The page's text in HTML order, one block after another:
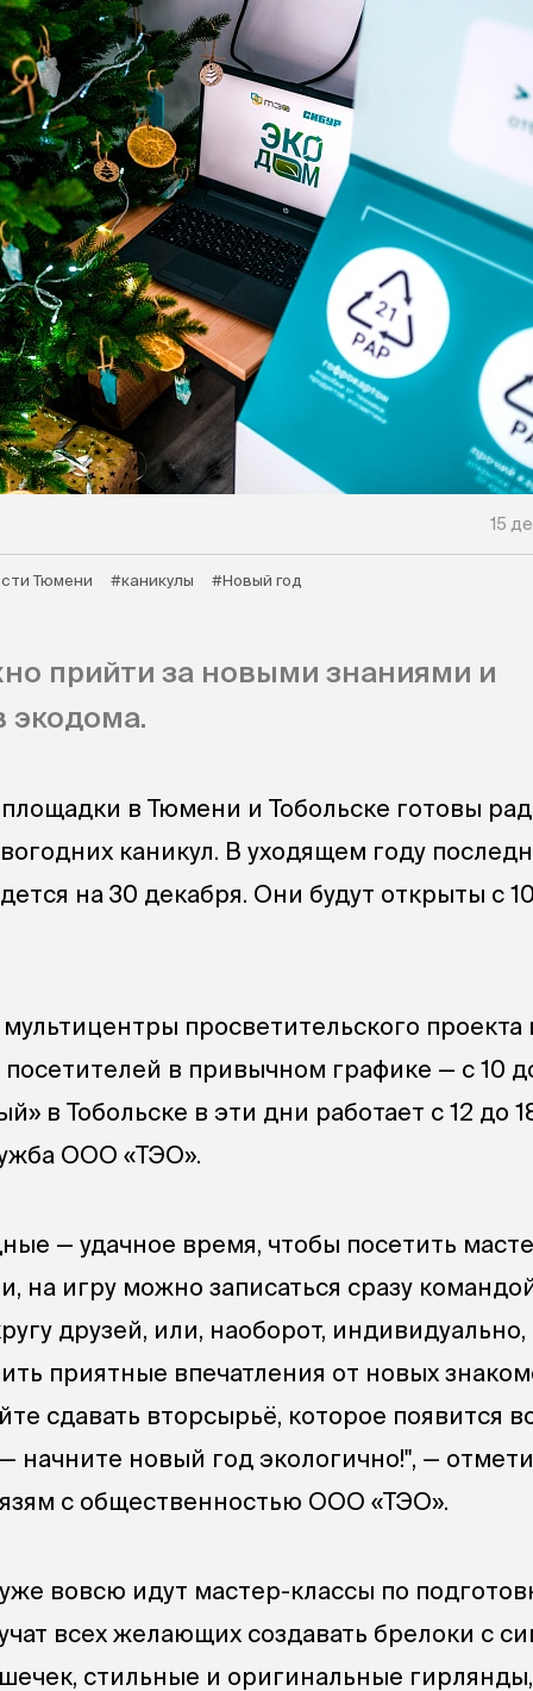
15
Тюмени #каникулы #Новый год
прийти за новыми знаниями и
экодома.
в Тюмени и Тобольске готовы
каникул. В уходящем году
на 30 декабря. Они будут открыты с
просветительского
в привычном графике — с 10
в Тобольске в эти дни работает с 12 до
ООО «ТЭО».
— удачное время, чтобы посетить
на игру можно записаться сразу
друзей, или, наоборот, индивидуально,
приятные впечатления от новых
сдавать вторсырьё, которое появится
начните новый год экологично!", —
с общественностью ООО «ТЭО».
вовсю идут мастер-классы по
всех желающих создавать брелоки с
стильные и оригинальные